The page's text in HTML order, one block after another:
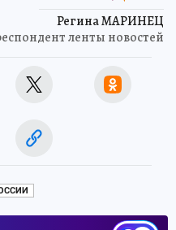
Регина МАРИНЕЦ
ленты новостей